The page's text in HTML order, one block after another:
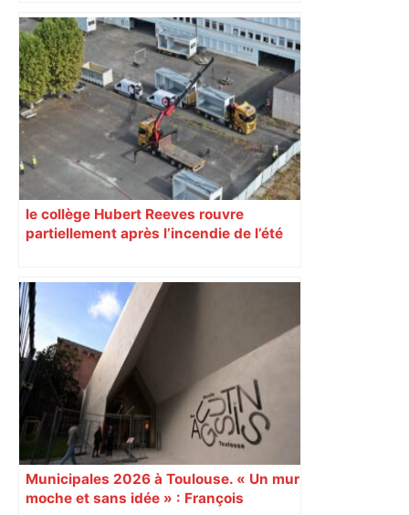
le collège Hubert Reeves rouvre
partiellement après l’incendie de l’été
Municipales 2026 à Toulouse. « Un mur
moche et sans idée » : François